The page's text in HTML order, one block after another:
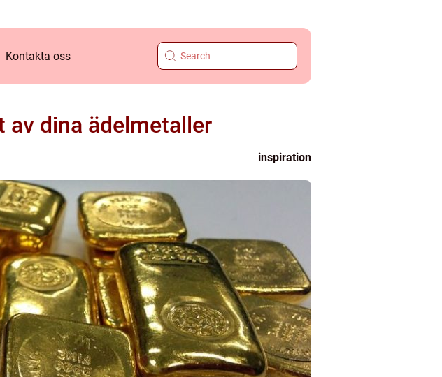
Kontakta oss
av dina ädelmetaller
inspiration